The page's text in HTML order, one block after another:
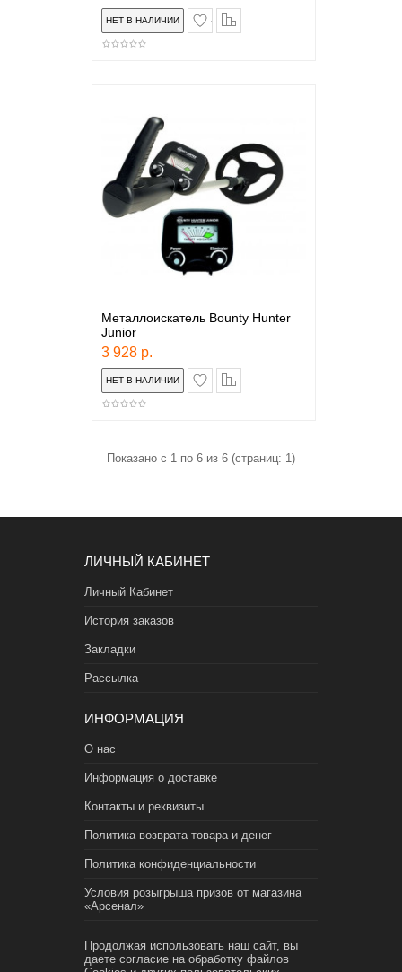
в закладки
Металлоискатель Bounty Hunter
Junior
3 928 р.
в закладки
Показано с 1 по 6 из 6 (страниц: 1)
ЛИЧНЫЙ КАБИНЕТ
Личный Кабинет
История заказов
Закладки
Рассылка
ИНФОРМАЦИЯ
О нас
Информация о доставке
Контакты и реквизиты
Политика возврата товара и денег
Политика конфиденциальности
Условия розыгрыша призов от магазина
«Арсенал»
Продолжая использовать наш сайт, вы
даете согласие на обработку файлов